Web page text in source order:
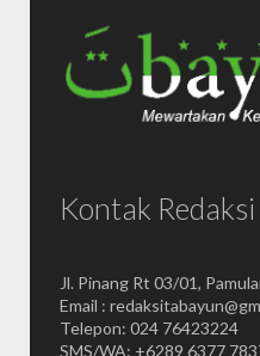
Kontak Redaksi
Jl. Pinang Rt 03/01,
Email :
Telepon: 024 76423224
SMS/WA: +6289 6377